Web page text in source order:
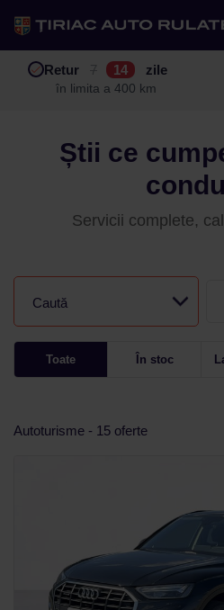
Test drive
Retur 14 zile
în limita a 400 km
Garanție 12 24
în limita a 25.000 km
Buy back
Știi ce
Servicii complete,
Caută
Toate În stoc
Autoturisme - 15 oferte